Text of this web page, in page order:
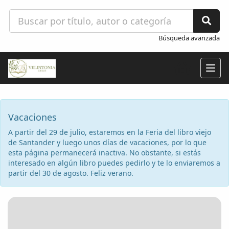
Búsqueda avanzada
Vacaciones
A partir del 29 de julio, estaremos en la Feria del libro viejo
de Santander y luego unos días de vacaciones, por lo que
esta página permanecerá inactiva. No obstante, si estás
interesado en algún libro puedes pedirlo y te lo enviaremos a
partir del 30 de agosto. Feliz verano.